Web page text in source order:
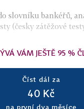
slovníku bankéřů,
(česky zátěžové
VÁM JEŠTĚ 95 %
Číst dál za
40 Kč
na první dva měsíce